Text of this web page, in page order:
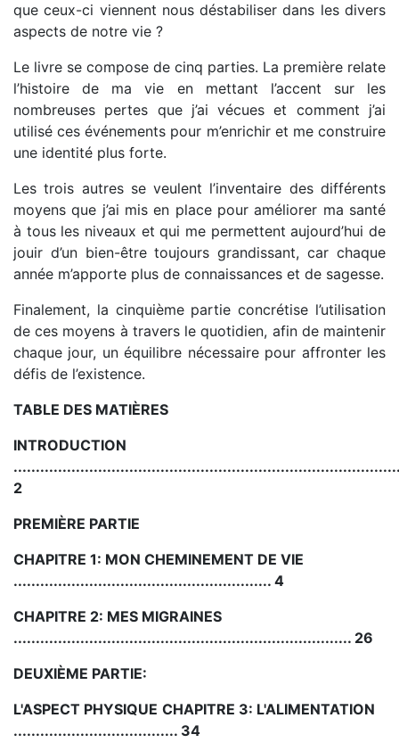
que ceux-ci viennent nous déstabiliser dans les divers
aspects de notre vie ?
Le livre se compose de cinq parties. La première relate
l’histoire de ma vie en mettant l’accent sur les
nombreuses pertes que j’ai vécues et comment j’ai
utilisé ces événements pour m’enrichir et me construire
une identité plus forte.
Les trois autres se veulent l’inventaire des différents
moyens que j’ai mis en place pour améliorer ma santé
à tous les niveaux et qui me permettent aujourd’hui de
jouir d’un bien-être toujours grandissant, car chaque
année m’apporte plus de connaissances et de sagesse.
Finalement, la cinquième partie concrétise l’utilisation
de ces moyens à travers le quotidien, afin de maintenir
chaque jour, un équilibre nécessaire pour affronter les
défis de l’existence.
TABLE DES MATIÈRES
INTRODUCTION
2
PREMIÈRE PARTIE
CHAPITRE 1: MON CHEMINEMENT DE VIE
.......................................................... 4
CHAPITRE 2: MES MIGRAINES
............................................................................ 26
DEUXIÈME PARTIE:
L'ASPECT PHYSIQUE CHAPITRE 3: L'ALIMENTATION
..................................... 34